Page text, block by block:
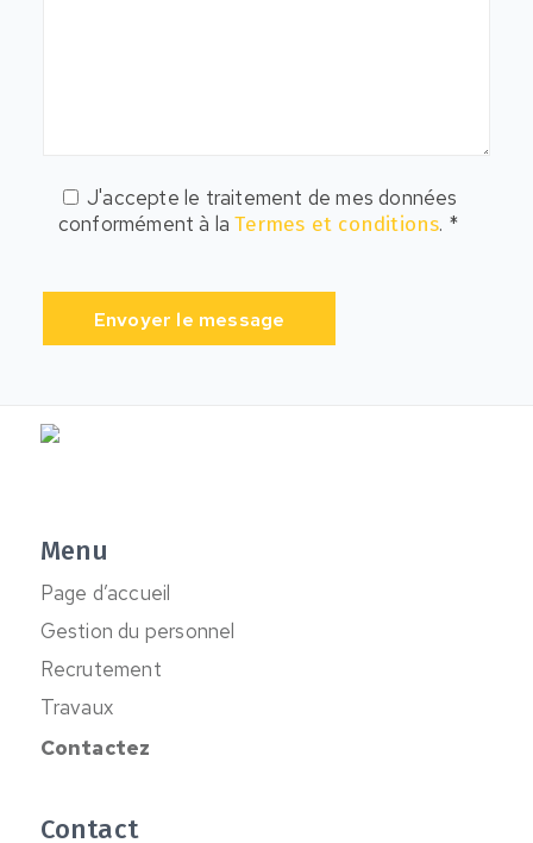
J'accepte le traitement de mes données
conformément à laTermes et conditions. *
Menu
Page d’accueil
Gestion du personnel
Recrutement
Travaux
Contactez
Contact